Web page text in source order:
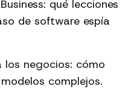
qué lecciones
de software espía
negocios: cómo
complejos.